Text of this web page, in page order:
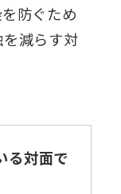
防ぐため
減らす対
る対面で